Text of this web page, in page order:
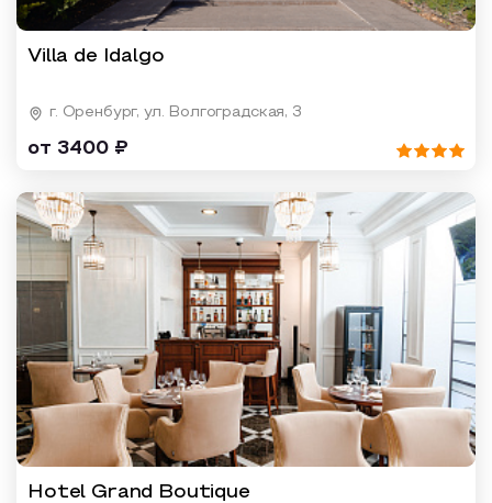
Villa de Idalgo
г. Оренбург, ул. Волгоградская, 3
от 3400 ₽
Hotel Grand Boutique